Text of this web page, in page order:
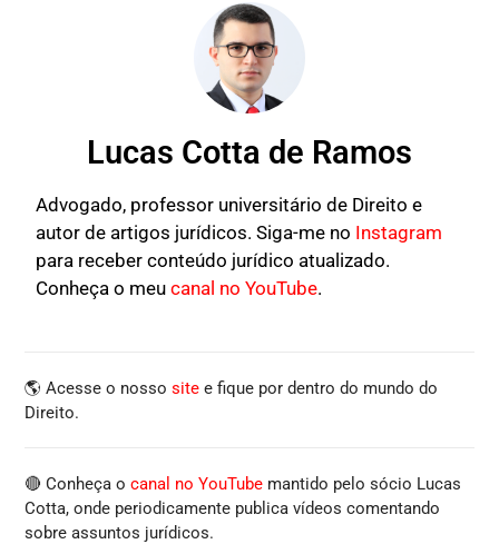
Lucas Cotta de Ramos
Advogado, professor universitário de Direito e
autor de artigos jurídicos. Siga-me no Instagram
para receber conteúdo jurídico atualizado.
Conheça o meucanal no YouTube.
🌎 Acesse o nossosite e fique por dentro do mundo do
Direito.
🔴 Conheça ocanal no YouTube mantido pelo sócio Lucas
Cotta, onde periodicamente publica vídeos comentando
sobre assuntos jurídicos.